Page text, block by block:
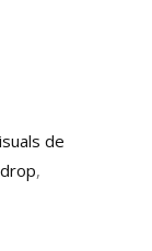
de
,